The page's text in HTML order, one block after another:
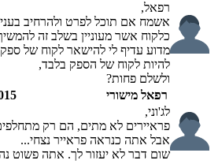
רפאל,
אשמח אם תוכל לפרט ולהרחיב
מדוע עדיף לי להישאר לקוח של
להיות לקוח של הספק בלבד,
ולשלם פחות?
רפאל מישורי
לג'וני,
פראיירים לא מתים, הם רק
אבל אתה כנראה פראייר נצחי...
שום דבר לא יעזור לך. אתה פשוט